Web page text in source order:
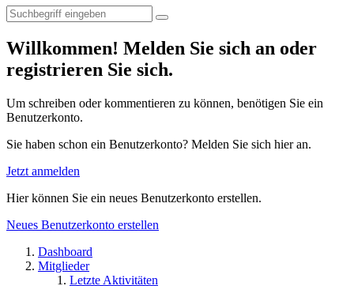
Willkommen! Melden Sie sich an oder
registrieren Sie sich.
Um schreiben oder kommentieren zu können, benötigen Sie ein
Benutzerkonto.
Sie haben schon ein Benutzerkonto? Melden Sie sich hier an.
Jetzt anmelden
Hier können Sie ein neues Benutzerkonto erstellen.
Neues Benutzerkonto erstellen
Dashboard
Mitglieder
Letzte Aktivitäten